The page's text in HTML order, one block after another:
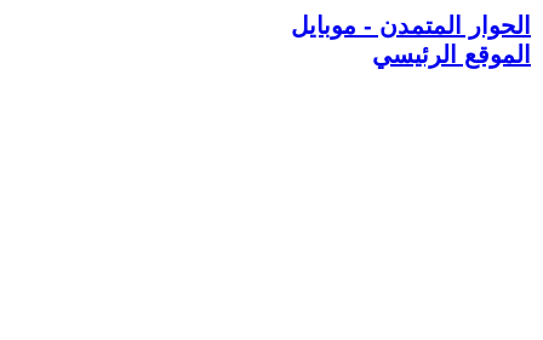
الحوار المتمدن - موبايل
الموقع الرئيسي